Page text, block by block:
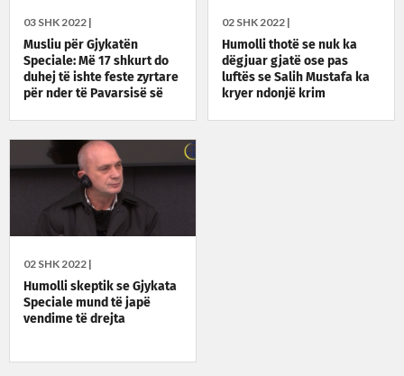
03 SHK 2022 |
Musliu për Gjykatën
Speciale: Më 17 shkurt do
duhej të ishte feste zyrtare
për nder të Pavarsisë së
02 SHK 2022 |
Humolli thotë se nuk ka
dëgjuar gjatë ose pas
luftës se Salih Mustafa ka
kryer ndonjë krim
02 SHK 2022 |
Humolli skeptik se Gjykata
Speciale mund të japë
vendime të drejta